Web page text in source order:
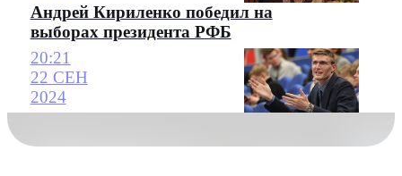
Андрей Кириленко победил на
выборах президента РФБ
20:21
22 СЕН
2024